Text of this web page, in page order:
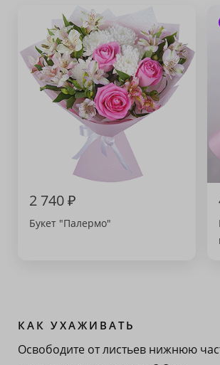
2 740 ₽
Букет "Палермо"
КАК УХАЖИВАТЬ
Освободите от листьев нижнюю